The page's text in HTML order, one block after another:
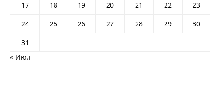
17
18 19 20 21 22
23
24
25 26 27 28 29
30
31
« Июл